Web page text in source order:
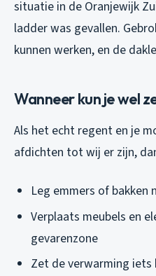
situatie in de Oranjewijk
ladder was gevallen.
kunnen werken, en de
Wanneer kun je wel
Als het echt regent en je
afdichten tot wij er zijn,
Leg emmers of bakken
Verplaats meubels en
gevarenzone
Zet de verwarming